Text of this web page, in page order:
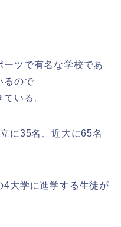
ツで有名な学校であ
るので
いる。
に35名、近大に65名
4大学に進学する生徒が